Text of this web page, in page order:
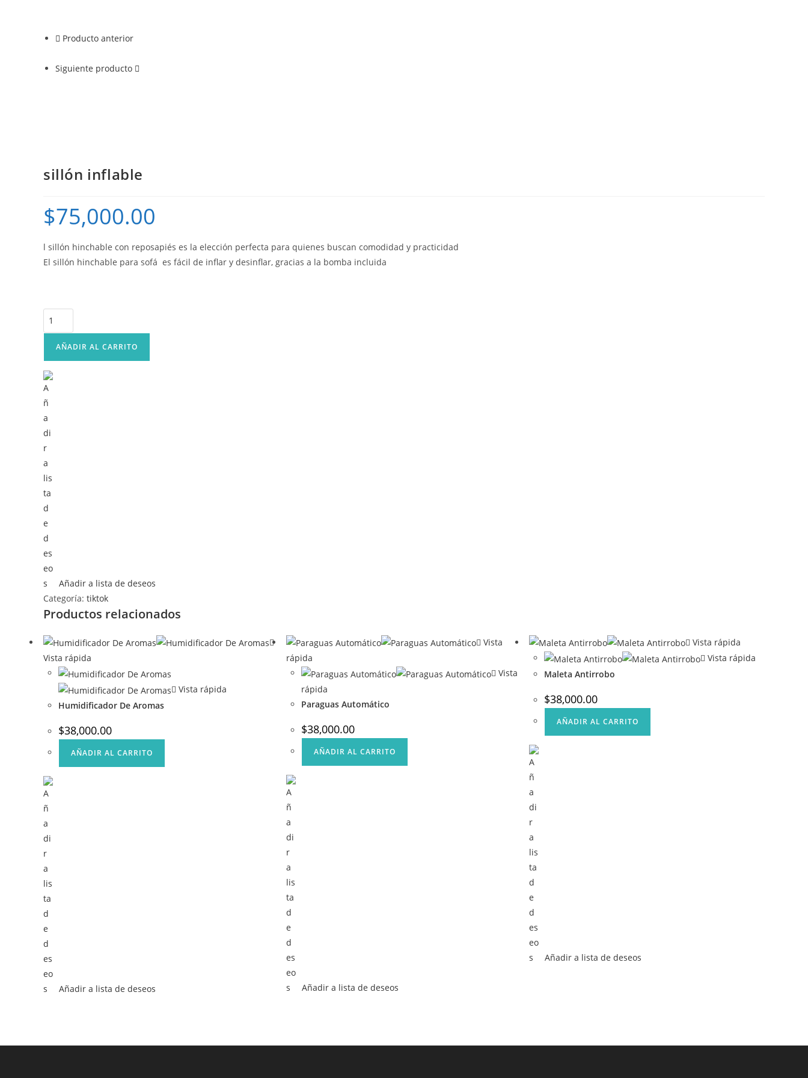
Producto anterior
Siguiente producto
sillón inflable
$75,000.00
l sillón hinchable con reposapiés es la elección perfecta para quienes buscan comodidad y practicidad
El sillón hinchable para sofá es fácil de inflar y desinflar, gracias a la bomba incluida
sillón
inflable
cantidad
AÑADIR AL CARRITO
Añadir a lista de deseos
Categoría: tiktok
Productos relacionados
Vista rápida
Vista rápida
Humidificador De Aromas
$38,000.00
AÑADIR AL CARRITO
Añadir a lista de deseos
Vista
rápida
Vista
rápida
Paraguas Automático
$38,000.00
AÑADIR AL CARRITO
Añadir a lista de deseos
Vista rápida
Vista rápida
Maleta Antirrobo
$38,000.00
AÑADIR AL CARRITO
Añadir a lista de deseos